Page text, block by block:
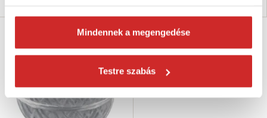
Mindennek a megengedése
Testre szabás